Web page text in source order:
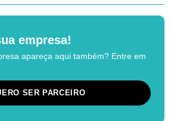
empresa!
apareça aqui também? Entre em
SER PARCEIRO